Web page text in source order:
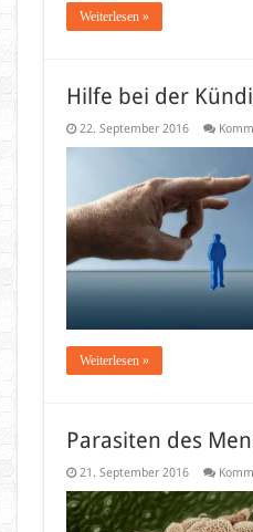
Weiterlesen »
Hilfe bei der
22. September 2016
Weiterlesen »
Parasiten des
21. September 2016